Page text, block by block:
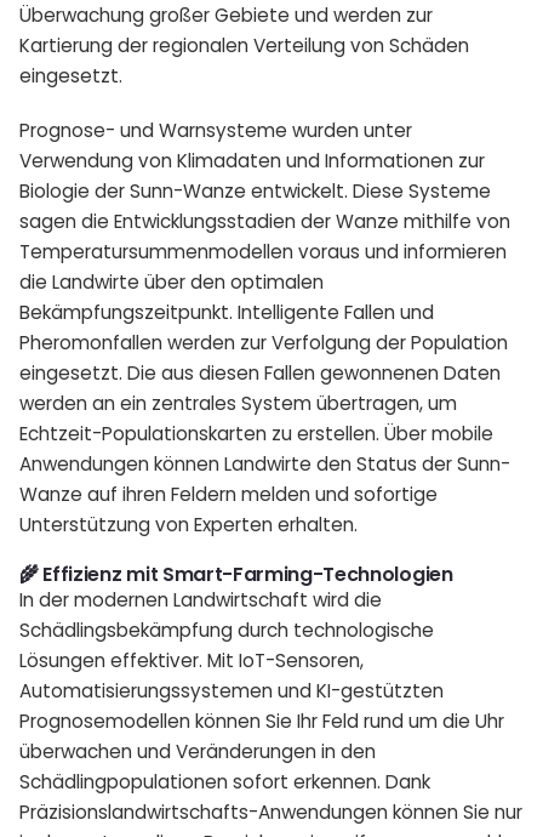
Überwachung großer Gebiete und werden zur
Kartierung der regionalen Verteilung von Schäden
eingesetzt.
Prognose- und Warnsysteme wurden unter
Verwendung von Klimadaten und Informationen zur
Biologie der Sunn-Wanze entwickelt. Diese Systeme
sagen die Entwicklungsstadien der Wanze mithilfe von
Temperatursummenmodellen voraus und informieren
die Landwirte über den optimalen
Bekämpfungszeitpunkt. Intelligente Fallen und
Pheromonfallen werden zur Verfolgung der Population
eingesetzt. Die aus diesen Fallen gewonnenen Daten
werden an ein zentrales System übertragen, um
Echtzeit-Populationskarten zu erstellen. Über mobile
Anwendungen können Landwirte den Status der Sunn-
Wanze auf ihren Feldern melden und sofortige
Unterstützung von Experten erhalten.
🌾 Effizienz mit Smart-Farming-Technologien
In der modernen Landwirtschaft wird die
Schädlingsbekämpfung durch technologische
Lösungen effektiver. Mit IoT-Sensoren,
Automatisierungssystemen und KI-gestützten
Prognosemodellen können Sie Ihr Feld rund um die Uhr
überwachen und Veränderungen in den
Schädlingpopulationen sofort erkennen. Dank
Präzisionslandwirtschafts-Anwendungen können Sie nur